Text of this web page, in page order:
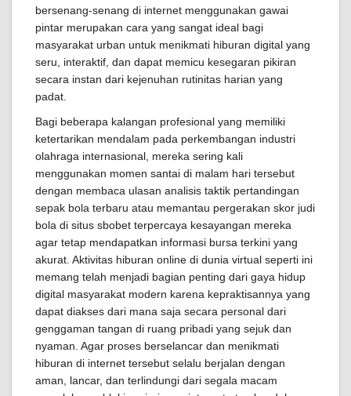
bersenang-senang di internet menggunakan gawai
pintar merupakan cara yang sangat ideal bagi
masyarakat urban untuk menikmati hiburan digital yang
seru, interaktif, dan dapat memicu kesegaran pikiran
secara instan dari kejenuhan rutinitas harian yang
padat.
Bagi beberapa kalangan profesional yang memiliki
ketertarikan mendalam pada perkembangan industri
olahraga internasional, mereka sering kali
menggunakan momen santai di malam hari tersebut
dengan membaca ulasan analisis taktik pertandingan
sepak bola terbaru atau memantau pergerakan skor judi
bola di situs sbobet terpercaya kesayangan mereka
agar tetap mendapatkan informasi bursa terkini yang
akurat. Aktivitas hiburan online di dunia virtual seperti ini
memang telah menjadi bagian penting dari gaya hidup
digital masyarakat modern karena kepraktisannya yang
dapat diakses dari mana saja secara personal dari
genggaman tangan di ruang pribadi yang sejuk dan
nyaman. Agar proses berselancar dan menikmati
hiburan di internet tersebut selalu berjalan dengan
aman, lancar, dan terlindungi dari segala macam